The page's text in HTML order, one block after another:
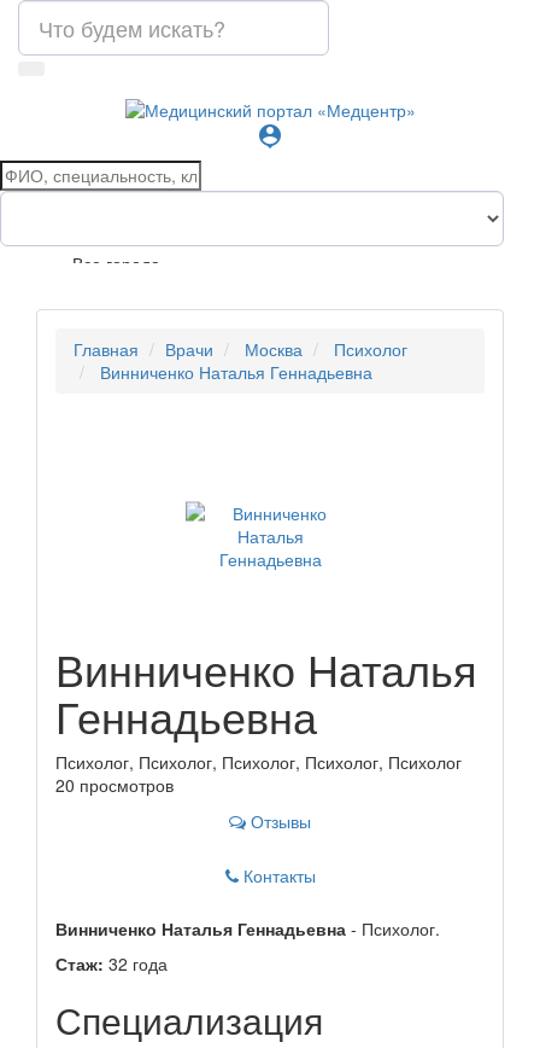
person_pin
Все города
Главная Врачи Москва
Психолог
Винниченко Наталья Геннадьевна
Винниченко Наталья
Геннадьевна
Психолог, Психолог, Психолог, Психолог, Психолог
20 просмотров
Отзывы
Контакты
Винниченко Наталья Геннадьевна - Психолог.
Стаж: 32 года
Специализация